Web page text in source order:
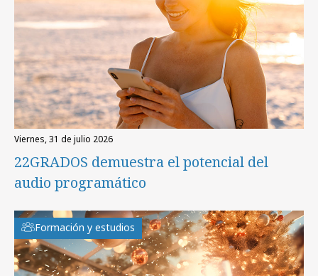
viernes, 31 de julio 2026
22GRADOS demuestra el potencial del
audio programático
Formación y estudios